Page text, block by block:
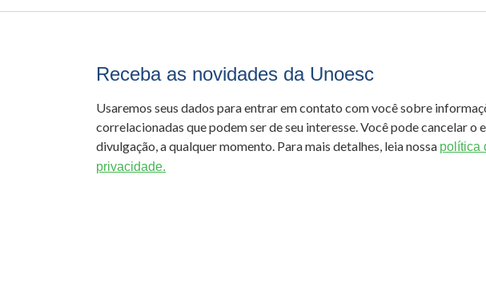
Receba as novidades da Unoesc
Usaremos seus dados para entrar em contato com você sobre
correlacionadas que podem ser de seu interesse. Você pode cancelar o
divulgação, a qualquer momento. Para mais detalhes, leia nossa política
privacidade.